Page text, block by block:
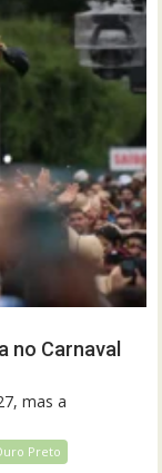
no Carnaval
mas a
Preto